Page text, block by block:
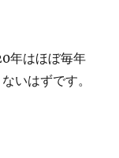
年はほぼ毎年
いはずです。